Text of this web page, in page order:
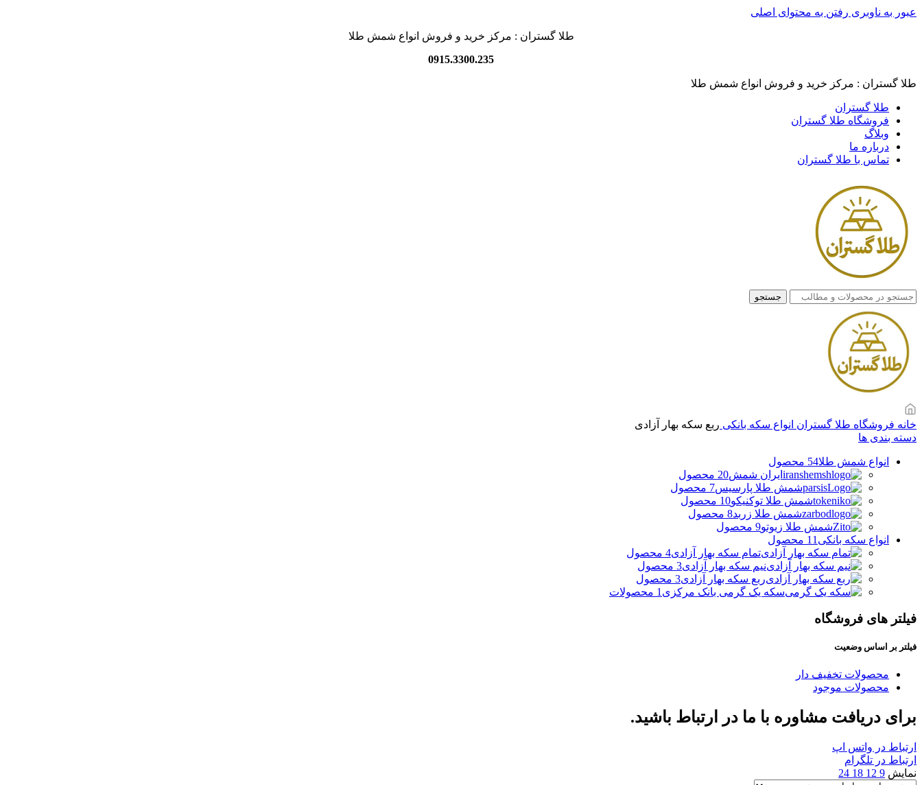
عبور به ناوبری رفتن به محتوای اصلی
طلا گستران : مرکز خرید و فروش انواع شمش طلا
0915.3300.235
طلا گستران : مرکز خرید و فروش انواع شمش طلا
طلا گستران
فروشگاه طلا گستران
وبلاگ
درباره ما
تماس با طلا گستران
جستجو
خانه فروشگاه طلا گستران انواع سکه بانکی ربع سکه بهار آزادی
دسته بندی ها
انواع شمش طلا54 محصول
ایران شمش20 محصول
شمش طلا پارسیس7 محصول
شمش طلا توکنیکو10 محصول
شمش طلا زربد8 محصول
شمش طلا زیوتو9 محصول
انواع سکه بانکی 11 محصول
تمام سکه بهار آزادی4 محصول
نیم سکه بهار آزادی3 محصول
ربع سکه بهار آزادی3 محصول
سکه یک گرمی بانک مرکزی 1 محصولات
فیلتر های فروشگاه
فیلتر بر اساس وضعیت
محصولات تخفیف دار
محصولات موجود
برای دریافت مشاوره با ما در ارتباط باشید.
ارتباط در واتس اپ
ارتباط در تلگرام
نمایش 9
12
18
24